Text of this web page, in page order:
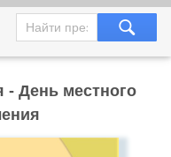
- День местного